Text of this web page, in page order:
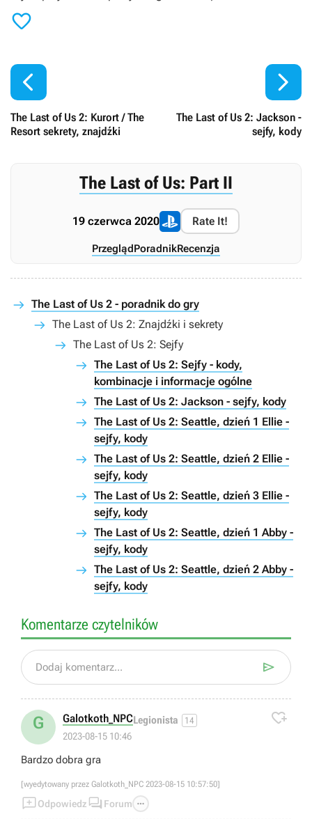


The Last of Us 2: Kurort / The
Resort sekrety, znajdźki
The Last of Us 2: Jackson -
sejfy, kody

The Last of Us: Part II
19 czerwca 2020 Rate It!
Przegląd PoradnikRecenzja
The Last of Us 2 - poradnik do gry
The Last of Us 2: Znajdźki i sekrety
The Last of Us 2: Sejfy
The Last of Us 2: Sejfy - kody,
kombinacje i informacje ogólne
The Last of Us 2: Jackson - sejfy, kody
The Last of Us 2: Seattle, dzień 1 Ellie -
sejfy, kody
The Last of Us 2: Seattle, dzień 2 Ellie -
sejfy, kody
The Last of Us 2: Seattle, dzień 3 Ellie -
sejfy, kody
The Last of Us 2: Seattle, dzień 1 Abby -
sejfy, kody
The Last of Us 2: Seattle, dzień 2 Abby -
sejfy, kody
Komentarze czytelników
Dodaj komentarz... 
G Galotkoth_NPCLegionista 14
2023-08-15 10:46

Bardzo dobra gra
[wyedytowany przez Galotkoth_NPC 2023-08-15 10:57:50]
Odpowiedz  Forum 